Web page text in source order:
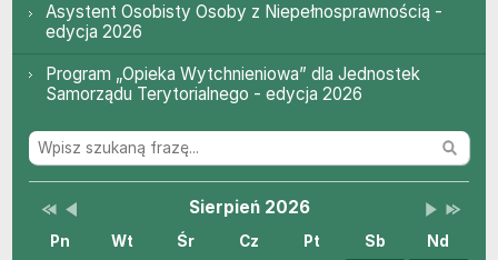
Asystent Osobisty Osoby z Niepełnosprawnością -
edycja 2026
Program „Opieka Wytchnieniowa” dla Jednostek
Samorządu Terytorialnego - edycja 2026
Wydarzenia Lista wydarzeń w miesiącu
Sierpień 2026Brak wydarzeń w tym
Przestaw datę na Sierpień 2025
Przestaw datę na Lipiec 2026
Pn Wt Śr Cz Pt Sb
Nd